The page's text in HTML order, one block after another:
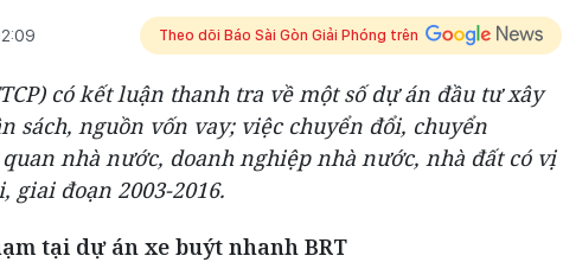
Theo dõi Báo Sài Gòn Giải Phóng trên
có kết luận thanh tra về một số dự án đầu tư xây
sách, nguồn vốn vay; việc chuyển đổi, chuyển
nhà nước, doanh nghiệp nhà nước, nhà đất có vị
giai đoạn 2003-2016.
tại dự án xe buýt nhanh BRT